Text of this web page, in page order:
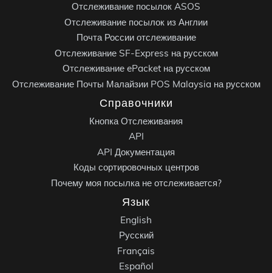
Отслеживание посылок ASOS
Отслеживание посылок из Англии
Почта России отслеживание
Отслеживание SF-Express на русском
Отслеживание ePacket на русском
Отслеживание Почты Малайзии POS Malaysia на русском
Справочники
Кнопка Отслеживания
API
API Документация
Коды сортировочных центров
Почему моя посылка не отслеживается?
Язык
English
Русский
Français
Español